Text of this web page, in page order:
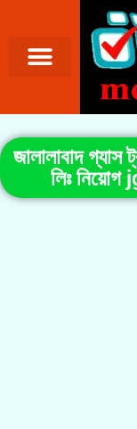
জালালাবাদ গ্যাস
লিঃ